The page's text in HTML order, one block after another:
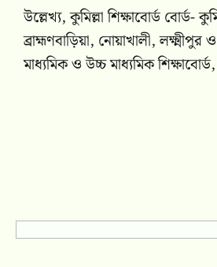
উল্লেখ্য, কুমিল্লা শিক্ষাবোর্ড বোর্ড-
ব্রাহ্মণবাড়িয়া, নোয়াখালী,
মাধ্যমিক ও উচ্চ মাধ্যমিক